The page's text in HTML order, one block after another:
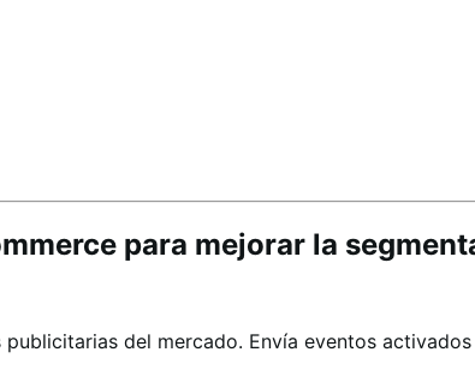
para mejorar la
del mercado. Envía eventos